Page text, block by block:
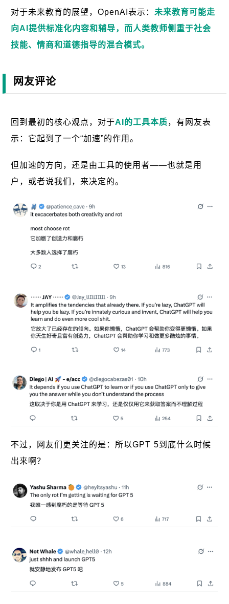
对于未来教育的展望，OpenAI表示： 未来教育可能走
向AI提供标准化内容和辅导，而人类教师侧重于社会
技能、情商和道德指导的混合模式。
网友评论
回到最初的核心观点，对于AI的工具本质，有网友表
示：它起到了一个“加速”的作用。
但加速的方向，还是由工具的使用者——也就是用
户，或者说我们，来决定的。
不过，网友们更关注的是：所以GPT 5到底什么时候
出来啊？